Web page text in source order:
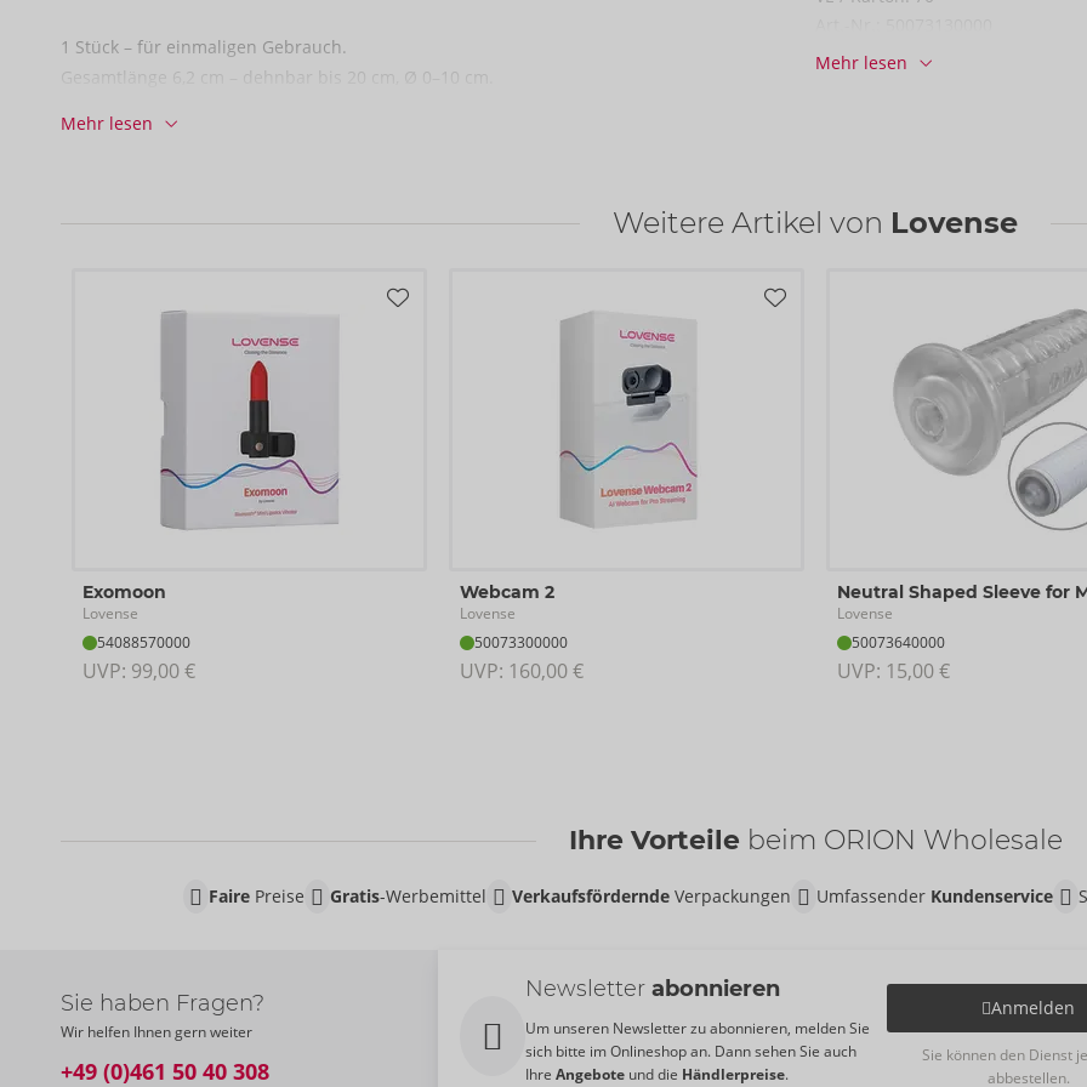
1 Stück – für einmaligen Gebrauch.
Gesamtlänge 6,2 cm – dehnbar bis 20 cm, Ø 0–10 cm.
Mehr lesen
Barcode: 6972677430210 (EAN-
Mehr lesen
Weitere Artikel von Lovense
Exomoon
Lovense
54088570000
UVP: 99,00 €
Webcam 2
Lovense
50073300000
UVP: 160,00 €
Neutral Shaped Sleeve for
Lovense
50073640000
UVP: 15,00 €
Ihre Vorteile beim ORION Wholesale
FairePreise Gratis-Werbemittel VerkaufsförderndeVerpackungen Umfassender Kundenservice
Sie haben Fragen?
Wir helfen Ihnen gern weiter
+49 (0)461 50 40 308
Newsletter abonnieren
Um unseren Newsletter zu abonnieren, melden Sie
sich bitte im Onlineshop an. Dann sehen Sie auch
Ihre Angebote und die Händlerpreise.
Anmelden
Sie können den Dienst
abbestellen.